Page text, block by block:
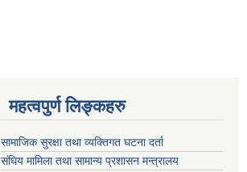
महत्वपुर्ण लिङ्कहरु
सामाजिक सुरक्षा तथा व्यक्तिगत घटना दर्ता
संघिय मामिला तथा सामान्य प्रशासन मन्त्रालय